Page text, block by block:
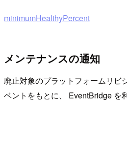
minimumHealthyPercent
メンテナンスの通知
廃止対象のプラットフォームリビ
ベントをもとに、 EventBridge を